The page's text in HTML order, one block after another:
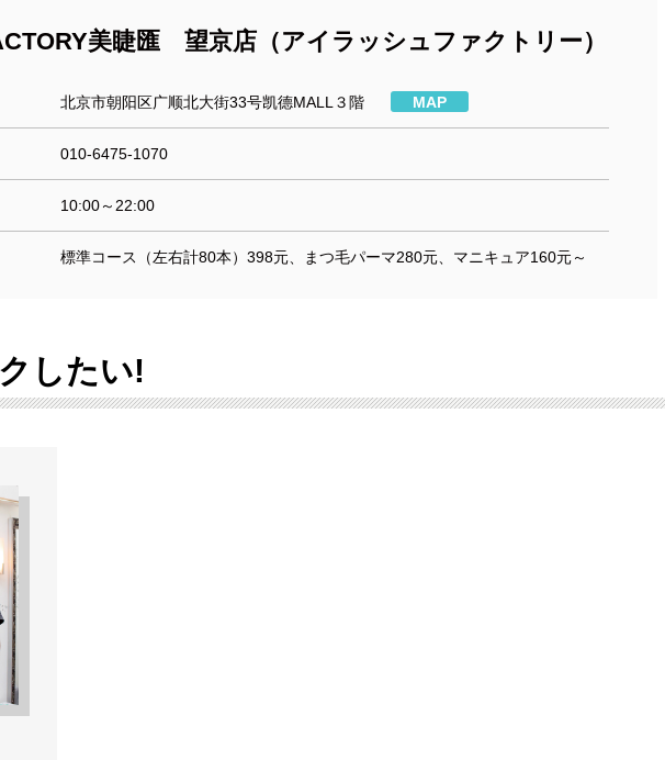
美睫匯 望京店（アイラッシュファクトリー）
北京市朝阳区广顺北大街33号凯德MALL３階 MAP
010-6475-1070
10:00～22:00
標準コース（左右計80本）398元、まつ毛パーマ280元、マニキュア160元～
したい!